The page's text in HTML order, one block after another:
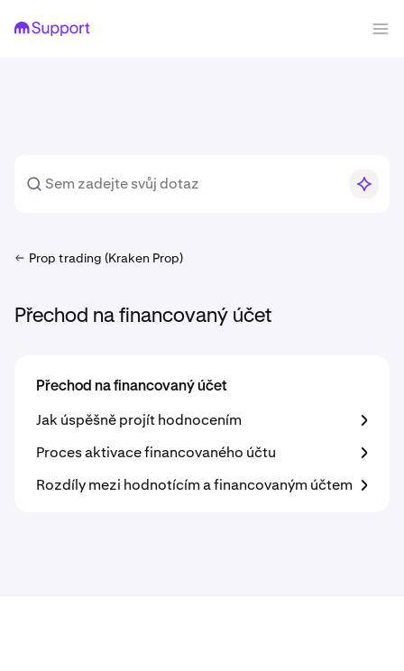
Prop trading (Kraken Prop)
Přechod na financovaný účet
Přechod na financovaný účet
Jak úspěšně projít hodnocením
Proces aktivace financovaného účtu
Rozdíly mezi hodnotícím a financovaným účtem